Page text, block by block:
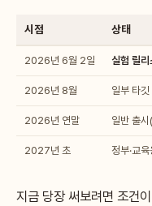
시점 상태
2026년 6월 2일 실험 릴리
2026년 8월 일부 타
2026년 연말 일반 출
2027년 초 정부·교
지금 당장 써보려면 조건